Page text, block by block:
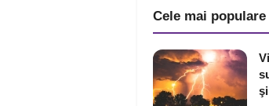
Cele mai populare